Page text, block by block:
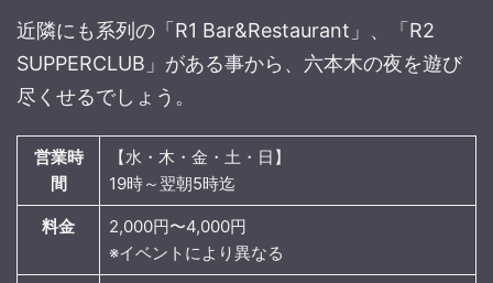
近隣にも系列の「R1 Bar&Restaurant」、「R2
SUPPERCLUB」がある事から、六本木の夜を遊び
尽くせるでしょう。
営業時
間
【水・木・金・土・日】
19時～翌朝5時迄
料金
2,000円〜4,000円
※イベントにより異なる